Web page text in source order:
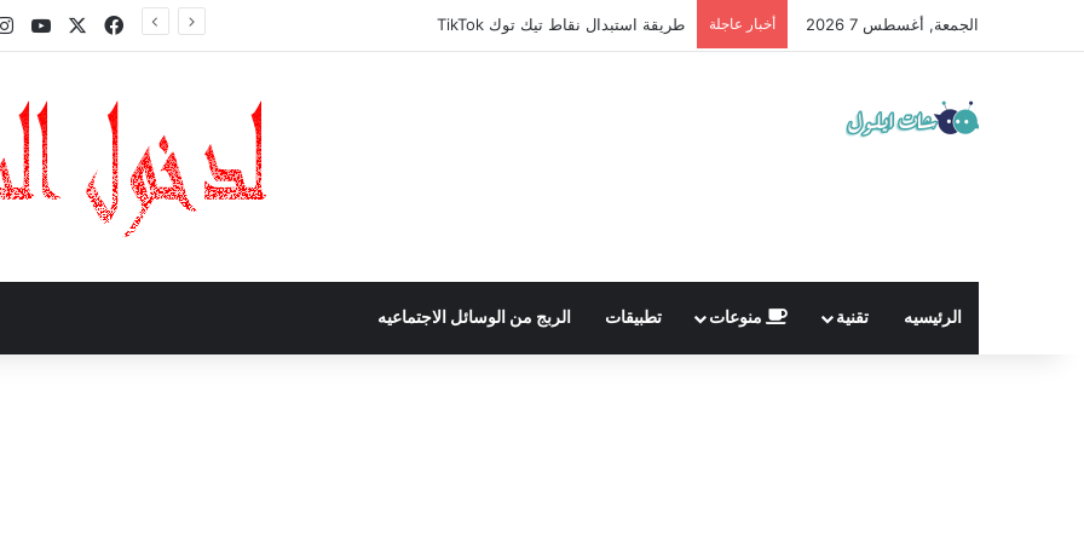
الجمعة, أغسطس 7 2026 أخبار عاجلة طريقة استبدال نقاط تيك توك TikTok فيسبوك
الرئيسيه تقنية منوعات تطبيقات الربج من الوسائل الاجتماعيه